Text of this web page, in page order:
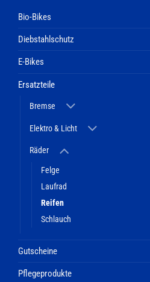
Bio-Bikes
Diebstahlschutz
E-Bikes
Ersatzteile
Bremse
Elektro & Licht
Räder
Felge
Laufrad
Reifen
Schlauch
Gutscheine
Pflegeprodukte